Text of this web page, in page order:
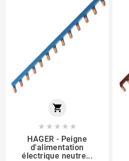

    
HAGER - Peigne
d'alimentation
électrique neutre...